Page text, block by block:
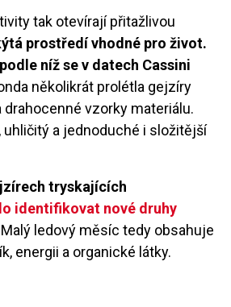
tak otevírají přitažlivou
prostředí vhodné pro život.
níž se v datech Cassini
několikrát prolétla gejzíry
vzorky materiálu.
uhličitý a jednoduché i složitější
tryskajících
identifikovat nové druhy
Malý ledový měsíc tedy obsahuje
energii a organické látky.